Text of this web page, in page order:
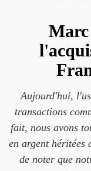
Aujourd'hui,
transactions
fait, nous avons
en argent héritées
de noter que